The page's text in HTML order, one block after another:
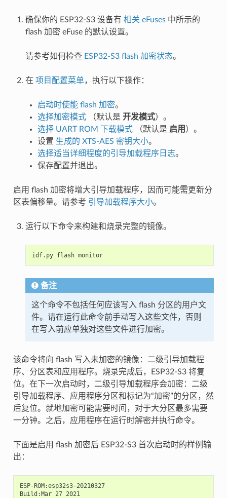
确保你的 ESP32-S3 设备有 相关 eFuses中所示的
flash 加密 eFuse 的默认设置。
请参考如何检查 ESP32-S3 flash 加密状态。
在 项目配置菜单，执行以下操作：
启动时使能 flash 加密。
选择加密模式（默认是 开发模式）。
选择 UART ROM 下载模式（默认是 启用 ）。
设置 生成的 XTS-AES 密钥大小。
选择适当详细程度的引导加载程序日志。
保存配置并退出。
启用 flash 加密将增大引导加载程序，因而可能需更新分
区表偏移量。请参考 引导加载程序大小。
运行以下命令来构建和烧录完整的镜像。
idf.py flash monitor
备注
这个命令不包括任何应该写入 flash 分区的用户文
件。请在运行此命令前手动写入这些文件，否则
在写入前应单独对这些文件进行加密。
该命令将向 flash 写入未加密的镜像：二级引导加载程
序、分区表和应用程序。烧录完成后，ESP32-S3 将复
位。在下一次启动时，二级引导加载程序会加密：二级
引导加载程序、应用程序分区和标记为“加密”的分区，然
后复位。就地加密可能需要时间，对于大分区最多需要
一分钟。之后，应用程序在运行时解密并执行命令。
下面是启用 flash 加密后 ESP32-S3 首次启动时的样例输
出：
ESP-ROM:esp32s3-20210327
Build:Mar 27 2021